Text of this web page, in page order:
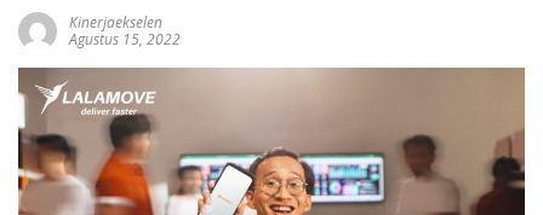
Kinerjaekselen
Agustus 15, 2022